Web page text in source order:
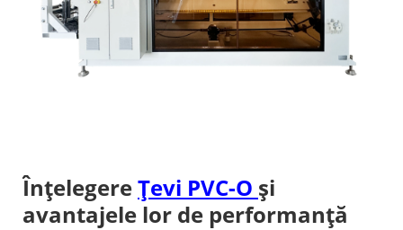
ÎnțelegereȚevi PVC-O și
avantajele lor de performanță